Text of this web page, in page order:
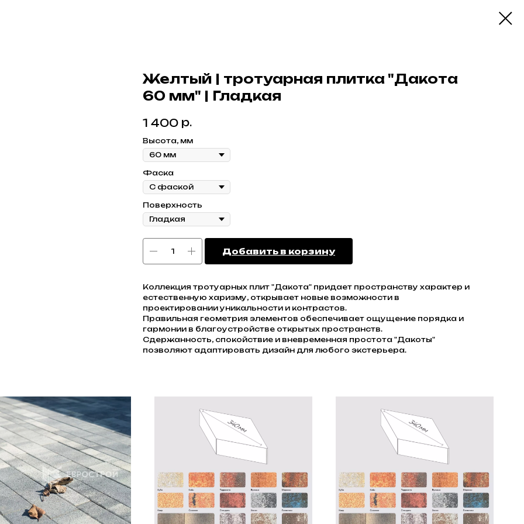
Желтый | тротуарная плитка "Дакота
60 мм" | Гладкая
1 400 р.
Высота, мм
Фаска
Поверхность
Добавить в корзину
Коллекция тротуарных плит "Дакота" придает пространству характер и
естественную харизму, открывает новые возможности в
проектировании уникальности и контрастов.
Правильная геометрия элементов обеспечивает ощущение порядка и
гармонии в благоустройстве открытых пространств.
Сдержанность, спокойствие и вневременная простота "Дакоты"
позволяют адаптировать дизайн для любого экстерьера.